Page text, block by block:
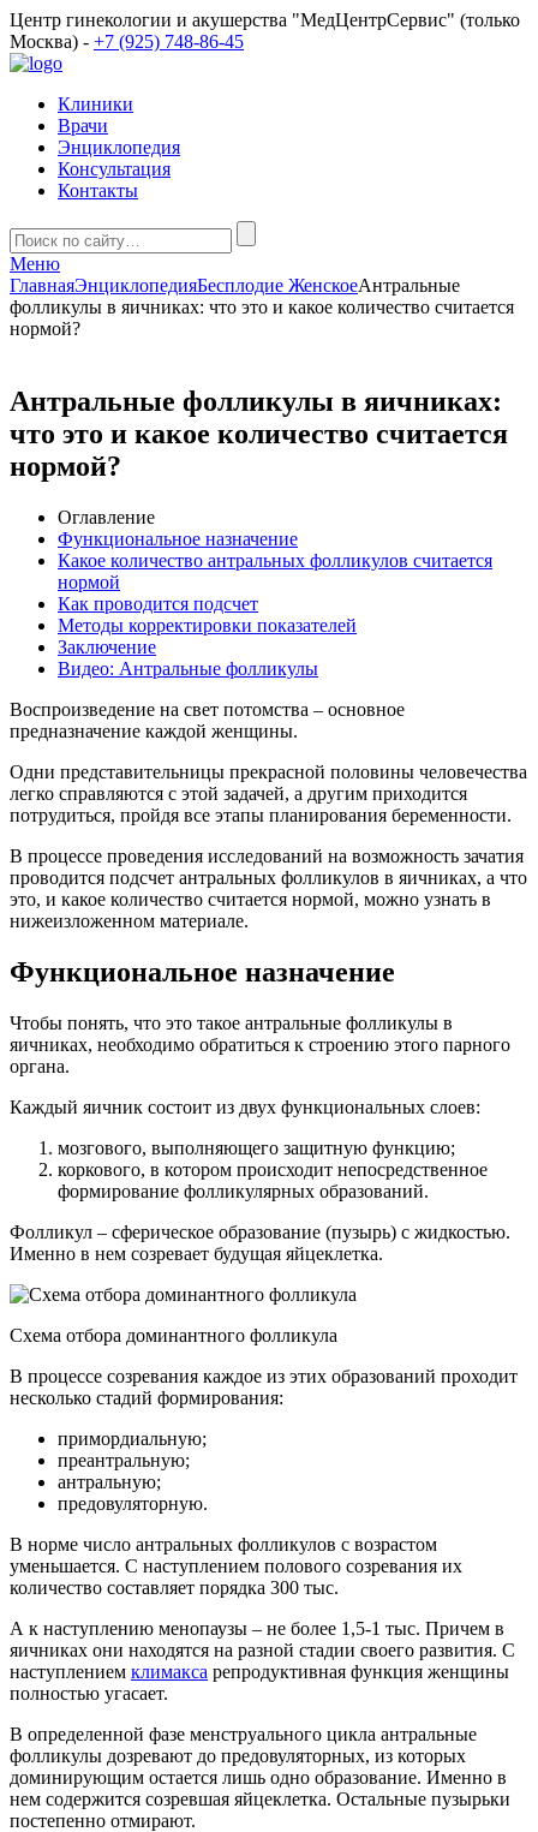
Центр гинекологии и акушерства "МедЦентрСервис" (только
Москва) - +7 (925) 748-86-45
Клиники
Врачи
Энциклопедия
Консультация
Контакты
Меню
ГлавнаяЭнциклопедияБесплодие ЖенскоеАнтральные
фолликулы в яичниках: что это и какое количество считается
нормой?
Антральные фолликулы в яичниках:
что это и какое количество считается
нормой?
Оглавление
Функциональное назначение
Какое количество антральных фолликулов считается
нормой
Как проводится подсчет
Методы корректировки показателей
Заключение
Видео: Антральные фолликулы
Воспроизведение на свет потомства – основное
предназначение каждой женщины.
Одни представительницы прекрасной половины человечества
легко справляются с этой задачей, а другим приходится
потрудиться, пройдя все этапы планирования беременности.
В процессе проведения исследований на возможность зачатия
проводится подсчет антральных фолликулов в яичниках, а что
это, и какое количество считается нормой, можно узнать в
нижеизложенном материале.
Функциональное назначение
Чтобы понять, что это такое антральные фолликулы в
яичниках, необходимо обратиться к строению этого парного
органа.
Каждый яичник состоит из двух функциональных слоев:
мозгового, выполняющего защитную функцию;
коркового, в котором происходит непосредственное
формирование фолликулярных образований.
Фолликул – сферическое образование (пузырь) с жидкостью.
Именно в нем созревает будущая яйцеклетка.
Схема отбора доминантного фолликула
В процессе созревания каждое из этих образований проходит
несколько стадий формирования:
примордиальную;
преантральную;
антральную;
предовуляторную.
В норме число антральных фолликулов с возрастом
уменьшается. С наступлением полового созревания их
количество составляет порядка 300 тыс.
А к наступлению менопаузы – не более 1,5-1 тыс. Причем в
яичниках они находятся на разной стадии своего развития. С
наступлением климакса репродуктивная функция женщины
полностью угасает.
В определенной фазе менструального цикла антральные
фолликулы дозревают до предовуляторных, из которых
доминирующим остается лишь одно образование. Именно в
нем содержится созревшая яйцеклетка. Остальные пузырьки
постепенно отмирают.